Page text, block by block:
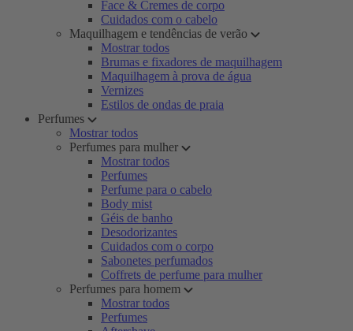
Face & Cremes de corpo
Cuidados com o cabelo
Maquilhagem e tendências de verão
Mostrar todos
Brumas e fixadores de maquilhagem
Maquilhagem à prova de água
Vernizes
Estilos de ondas de praia
Perfumes
Mostrar todos
Perfumes para mulher
Mostrar todos
Perfumes
Perfume para o cabelo
Body mist
Géis de banho
Desodorizantes
Cuidados com o corpo
Sabonetes perfumados
Coffrets de perfume para mulher
Perfumes para homem
Mostrar todos
Perfumes